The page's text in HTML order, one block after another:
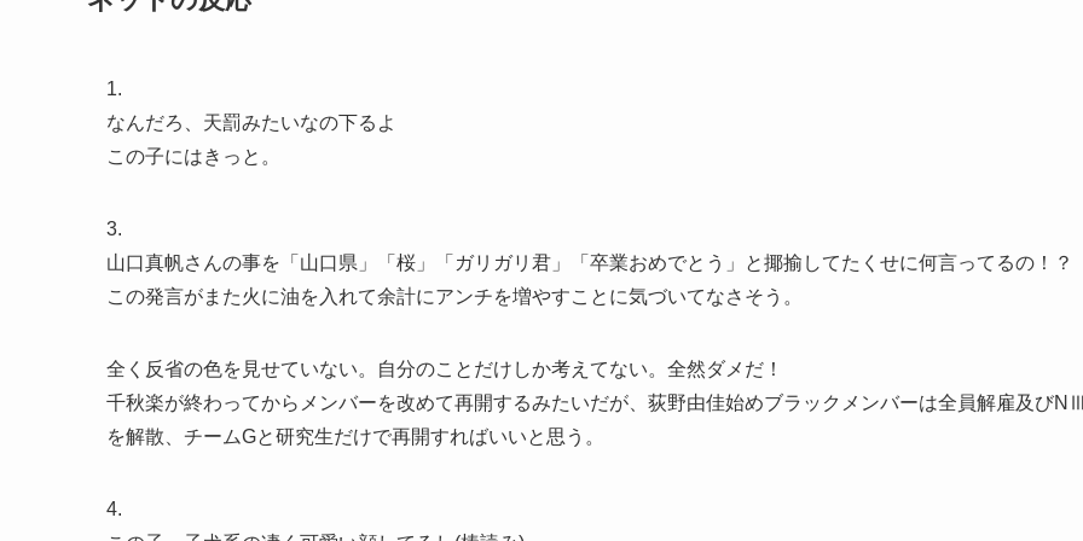
1.
なんだろ、天罰みたいなの下るよ
この子にはきっと。
3.
山口真帆さんの事を「山口県」「桜」「ガリガリ君」「卒業おめでとう」と揶揄してたくせに何言ってるの！？
この発言がまた火に油を入れて余計にアンチを増やすことに気づいてなさそう。
全く反省の色を見せていない。自分のことだけしか考えてない。全然ダメだ！
千秋楽が終わってからメンバーを改めて再開するみたいだが、荻野由佳始めブラックメンバーは全員解雇及び
を解散、チームGと研究生だけで再開すればいいと思う。
4.